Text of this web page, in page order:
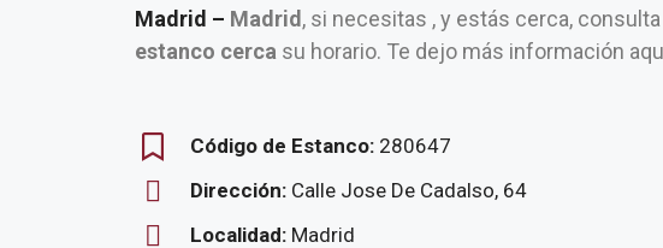
Madrid – Madrid , si necesitas , y estás cerca,
estanco cerca su horario. Te dejo más información
Código de Estanco: 280647
Dirección: Calle Jose De Cadalso, 64
Localidad: Madrid